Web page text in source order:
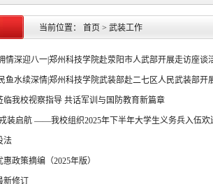
当前位置： 首页 > 武装工作
情深迎八一|郑州科技学院赴荥阳市人武部开展走访座谈
鱼水续深情|郑州科技学院武装部赴二七区人民武装部开
临我校视察指导 共话军训与国防教育新篇章
装启航 ——我校组织2025年下半年大学生义务兵入伍欢
法
政策摘编（2025年版）
修订